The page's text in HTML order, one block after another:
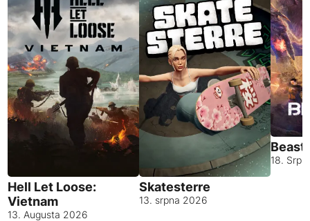
Hell Let Loose:
Vietnam
13. Augusta 2026
Skatesterre
13. srpna 2026
18.